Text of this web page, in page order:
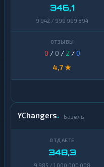
346,1
9 942 / 999 999 894
0 / 0 / 2 /0
4,7 ★
YChangers Базель
348,3
9 985 / 1 000 000 008